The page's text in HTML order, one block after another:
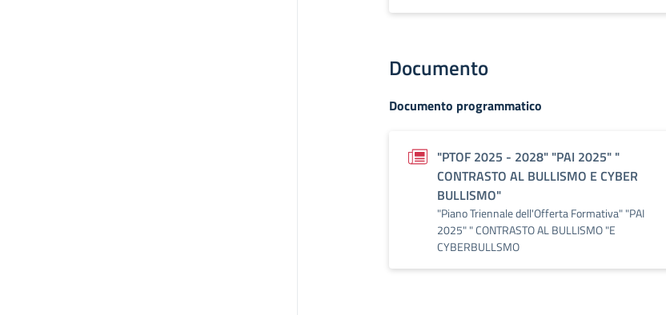
Documento
Documento programmatico
"PTOF 2025 - 2028" "PAI 2025" "
CONTRASTO AL BULLISMO E CYBER
BULLISMO"
"Piano Triennale dell'Offerta Formativa" "PAI
2025" " CONTRASTO AL BULLISMO "E
CYBERBULLSMO